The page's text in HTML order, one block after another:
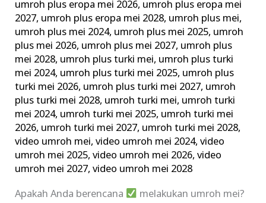
umroh plus eropa mei 2026, umroh plus eropa mei
2027, umroh plus eropa mei 2028, umroh plus mei,
umroh plus mei 2024, umroh plus mei 2025, umroh
plus mei 2026, umroh plus mei 2027, umroh plus
mei 2028, umroh plus turki mei, umroh plus turki
mei 2024, umroh plus turki mei 2025, umroh plus
turki mei 2026, umroh plus turki mei 2027, umroh
plus turki mei 2028, umroh turki mei, umroh turki
mei 2024, umroh turki mei 2025, umroh turki mei
2026, umroh turki mei 2027, umroh turki mei 2028,
video umroh mei,video umroh mei 2024,video
umroh mei 2025,video umroh mei 2026,video
umroh mei 2027,video umroh mei 2028
Apakah Anda berencana
melakukan umroh mei?